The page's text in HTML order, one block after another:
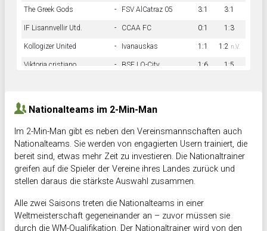
The Greek Gods - FSV AlCatraz 05 3:1 3:1
IF Lisannvellir Utd. - CCAA FC 0:1 1:3
Kollogizer United - Ivanauskas 1:1 1:2 n.V.
Viktoria cristiano - BSF LO-City 1:6 1:5
Nationalteams im 2-Min-Man
Im 2-Min-Man gibt es neben den Vereinsmannschaften auch
Nationalteams. Sie werden von engagierten Usern trainiert, die
bereit sind, etwas mehr Zeit zu investieren. Die Nationaltrainer
greifen auf die Spieler der Vereine ihres Landes zurück und
stellen daraus die stärkste Auswahl zusammen.
Alle zwei Saisons treten die Nationalteams in einer
Weltmeisterschaft gegeneinander an – zuvor müssen sie
durch die WM-Qualifikation. Der Nationaltrainer wird von den